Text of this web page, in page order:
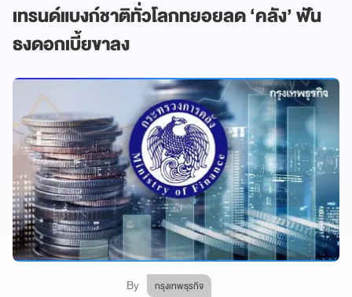
เทรนด์แบงก์ชาติทั่วโลกทยอยลด ‘คลัง’ ฟัน
ธงดอกเบี้ยขาลง
By กรุงเทพธุรกิจ